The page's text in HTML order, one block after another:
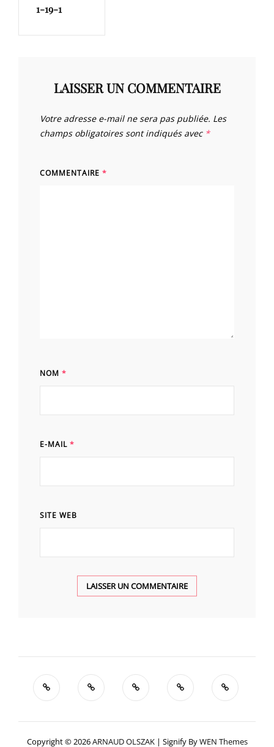
l’article
Post
1-19-1
LAISSER UN COMMENTAIRE
Votre adresse e-mail ne sera pas publiée. Les
champs obligatoires sont indiqués avec *
COMMENTAIRE *
NOM *
E-MAIL *
SITE WEB
Copyright © 2026ARNAUD OLSZAK | Signify ByWEN Themes